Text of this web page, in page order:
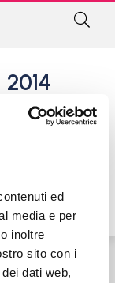
ed
media e per
inoltre
sito con i
dati web,
vince la
4° e